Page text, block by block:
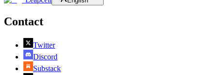
Contact
Twitter
Discord
Substack